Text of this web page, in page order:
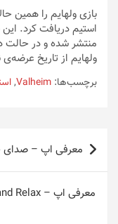
استیم دریافت کرد.
منتشر شده و در حالت
ولهایم از تاریخ
برچسب‌ها: Valheim
,
راهبری
نوشتهمعرفی اپ – صدای